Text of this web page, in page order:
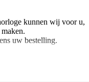
kunnen wij voor u,
uw bestelling.